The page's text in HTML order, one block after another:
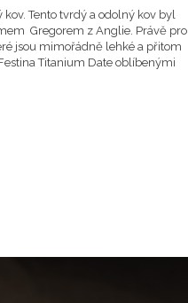
Tento tvrdý a odolný kov byl
Gregorem z Anglie. Právě pro
jsou mimořádně lehké a přitom
Titanium Date oblíbenými